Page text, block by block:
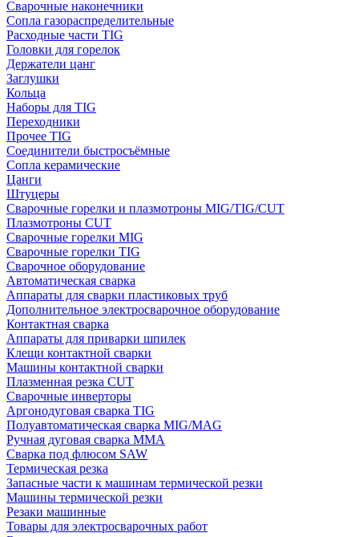
Сварочные наконечники
Сопла газораспределительные
Расходные части TIG
Головки для горелок
Держатели цанг
Заглушки
Кольца
Наборы для TIG
Переходники
Прочее TIG
Соединители быстросъёмные
Сопла керамические
Цанги
Штуцеры
Сварочные горелки и плазмотроны MIG/TIG/CUT
Плазмотроны CUT
Сварочные горелки MIG
Сварочные горелки TIG
Сварочное оборудование
Автоматическая сварка
Аппараты для сварки пластиковых труб
Дополнительное электросварочное оборудование
Контактная сварка
Аппараты для приварки шпилек
Клещи контактной сварки
Машины контактной сварки
Плазменная резка CUT
Сварочные инверторы
Аргонодуговая сварка TIG
Полуавтоматическая сварка MIG/MAG
Ручная дуговая сварка MMA
Сварка под флюсом SAW
Термическая резка
Запасные части к машинам термической резки
Машины термической резки
Резаки машинные
Товары для электросварочных работ